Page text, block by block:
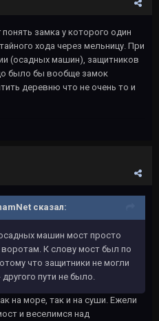
замка у которого один
хода через мельницу. При
(осадных машин), защитников
было бы вообще замок
деревню что не очень то и
сказал:
машин мост просто
К слову мост был по
что защитники не могли
пути не было.
на море, так и на суши. Ежели
и веселимся над